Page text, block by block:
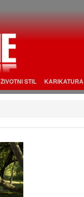
ŽIVOTNI STIL KARIKATURA